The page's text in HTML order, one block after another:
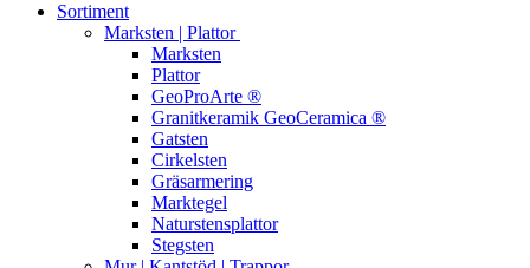
Sortiment
Marksten | Plattor
Marksten
Plattor
GeoProArte ®
Granitkeramik GeoCeramica ®
Gatsten
Cirkelsten
Gräsarmering
Marktegel
Naturstensplattor
Stegsten